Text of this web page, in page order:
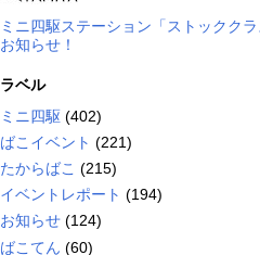
ミニ四駆ステーション「ストックク
お知らせ！
ラベル
ミニ四駆 (402)
ばこイベント (221)
たからばこ (215)
イベントレポート (194)
お知らせ (124)
ばこてん (60)